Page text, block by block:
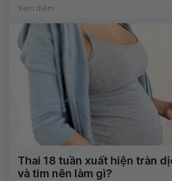
Xem thêm
Thai 18 tuần xuất hiện tràn
và tim nên làm gì?